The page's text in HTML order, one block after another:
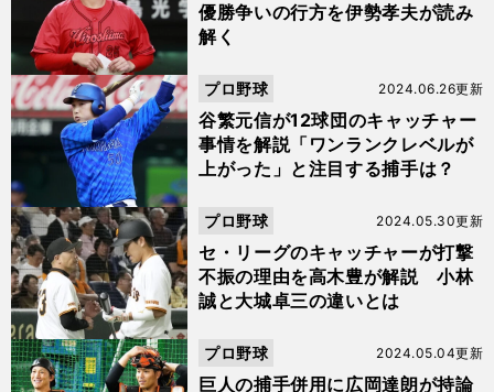
優勝争いの行方を伊勢孝夫が読み
解く
谷繁元信が12球団のキャッチャー
事情を解説「ワンランクレベルが
上がった」と注目する捕手は？
2024.06.26更新
プロ野球
セ・リーグのキャッチャーが打撃
不振の理由を高木豊が解説 小林
誠と大城卓三の違いとは
2024.05.30更新
プロ野球
巨人の捕手併用に広岡達朗が持論
2024.05.04更新
プロ野球